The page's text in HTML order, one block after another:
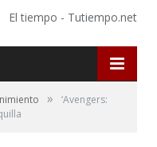
El tiempo - Tutiempo.net
»
‘Avengers: